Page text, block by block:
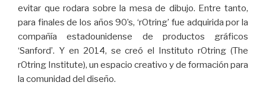
evitar que rodara sobre la mesa de dibujo. Entre tanto,
para finales de los años 90’s, ‘rOtring’ fue adquirida por la
compañía estadounidense de productos gráficos
‘Sanford’. Y en 2014, se creó el Instituto rOtring (The
rOtring Institute), un espacio creativo y de formación para
la comunidad del diseño.